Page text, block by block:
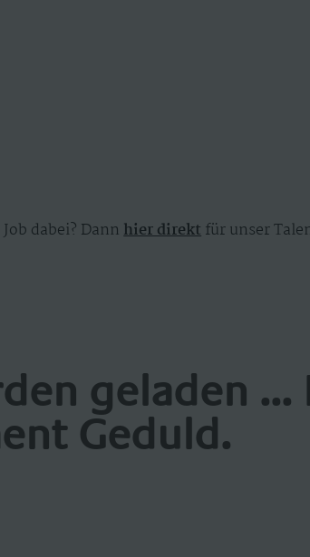
dabei? Dannhier direktfür unser
geladen ...
Geduld.